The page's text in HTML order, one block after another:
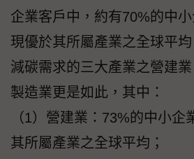
企業客戶中，約有70%的中
現優於其所屬產業之全球平
減碳需求的三大產業之營建業
製造業更是如此，其中：
（1）營建業：73%的中小企
其所屬產業之全球平均；